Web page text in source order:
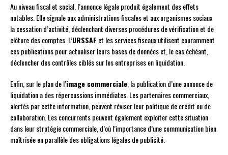
Au niveau fiscal et social, l’annonce légale produit également des effets
notables. Elle signale aux administrations fiscales et aux organismes sociaux
la cessation d’activité, déclenchant diverses procédures de vérification et de
clôture des comptes. L’URSSAF et les services fiscaux utilisent couramment
ces publications pour actualiser leurs bases de données et, le cas échéant,
déclencher des contrôles ciblés sur les entreprises en liquidation.
Enfin, sur le plan de l’image commerciale , la publication d’une annonce de
liquidation a des répercussions immédiates. Les partenaires commerciaux,
alertés par cette information, peuvent réviser leur politique de crédit ou de
collaboration. Les concurrents peuvent également exploiter cette situation
dans leur stratégie commerciale, d’où l’importance d’une communication bien
maîtrisée en parallèle des obligations légales de publicité.